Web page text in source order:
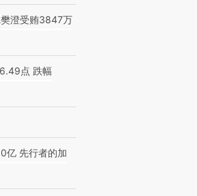
澄受贿3847万
点 跌幅
亿 先行者的加